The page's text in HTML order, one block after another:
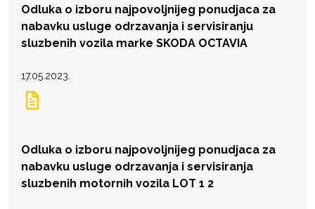
Odluka o izboru najpovoljnijeg ponudjaca za
nabavku usluge odrzavanja i servisiranju
sluzbenih vozila marke SKODA OCTAVIA
17.05.2023.
Odluka o izboru najpovoljnijeg ponudjaca za
nabavku usluge odrzavanja i servisiranja
sluzbenih motornih vozila LOT 1 2